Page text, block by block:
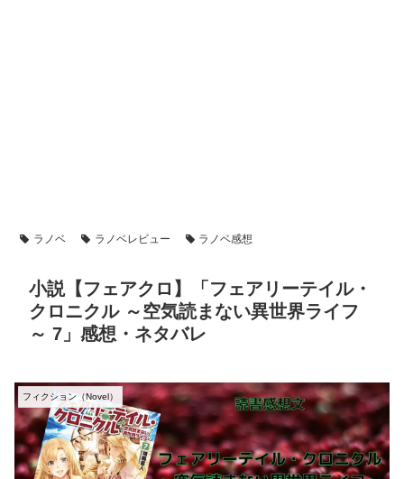
ラノベ ラノベレビュー ラノベ感想
小説【フェアクロ】「フェアリーテイル・
クロニクル ～空気読まない異世界ライフ
～ 7」感想・ネタバレ
フィクション（Novel）